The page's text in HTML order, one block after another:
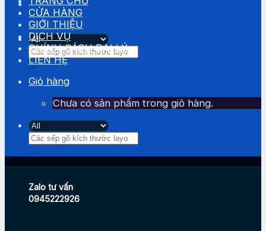
Tìm
kiếm:
Zalo tư vấn
0945222926
CỬA HÀNG
GIỚI THIỆU
DỊCH VỤ
CHÍNH SÁCH ĐẠI LÝ
LIÊN HỆ
Giỏ hàng
Chưa có sản phẩm trong giỏ hàng.
Tìm
kiếm: